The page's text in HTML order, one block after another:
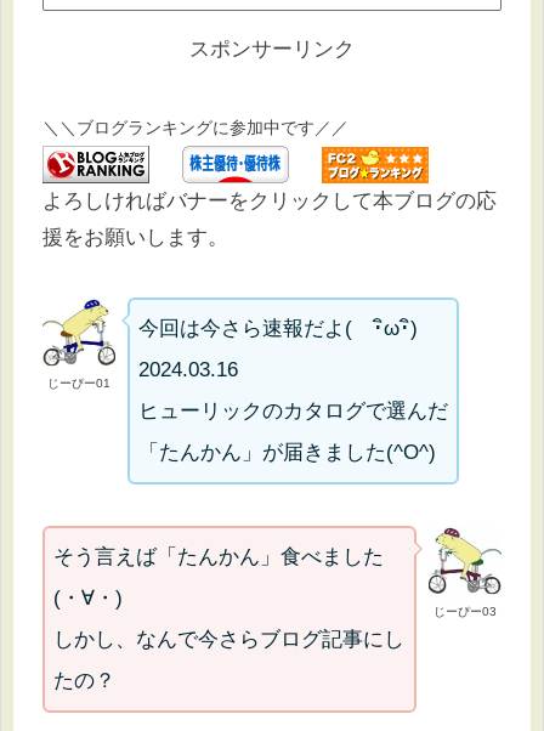
スポンサーリンク
＼＼ブログランキングに参加中です／／
よろしければバナーをクリックして本ブログの応
援をお願いします。
じーぴー01
今回は今さら速報だよ( ･ิω･ิ)
2024.03.16
ヒューリックのカタログで選んだ
「たんかん」が届きました(^O^)
じーぴー03
そう言えば「たんかん」食べました
(・∀・)
しかし、なんで今さらブログ記事にし
たの？